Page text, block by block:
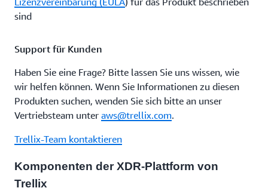
sind
Support für Kunden
Haben Sie eine Frage? Bitte lassen Sie uns wissen, wie
wir helfen können. Wenn Sie Informationen zu diesen
Produkten suchen, wenden Sie sich bitte an unser
Vertriebsteam unter aws@trellix.com.
Trellix-Team kontaktieren
Komponenten der XDR-Plattform von
Trellix